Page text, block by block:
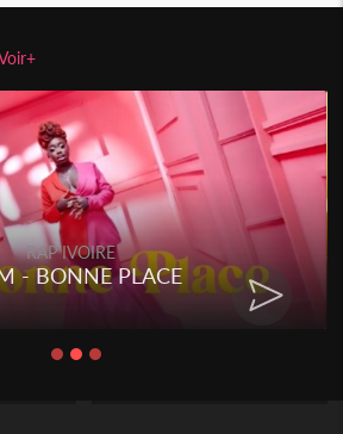
RAP IVOIRE
- BONNE PLACE